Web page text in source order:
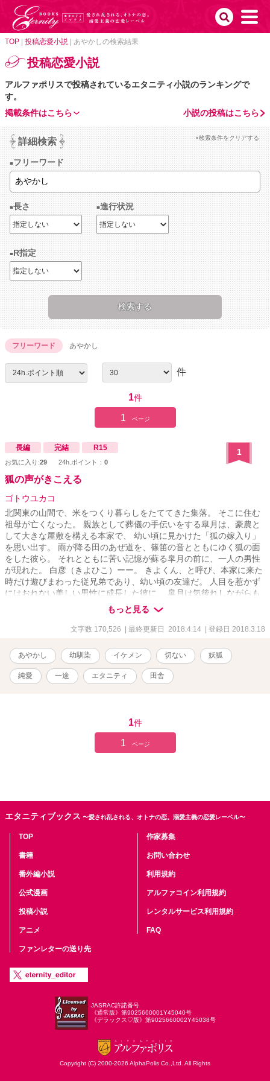
TOP 投稿恋愛小説 あやかしの検索結果
投稿恋愛小説
アルファポリスで投稿されているエタニティ小説のランキングで
す。
小説の投稿はこちら
掲載条件はこちら
詳細検索 ×検索条件をクリアする
フリーワード
長さ 進行状況
R指定
フリーワード あやかし
件
1件
1 ページ
長編 完結 R15
お気に入り:29 24h.ポイント： 0
1
狐の声がきこえる
ゴトウユカコ
北関東の山間で、米をつくり暮らしをたててきた集落。 そこに住む
祖母が亡くなった。 親族として葬儀の手伝いをする皐月は、豪農と
して大きな屋敷を構える本家で、 幼い頃に見かけた「狐の嫁入り」
を思い出す。 雨が降る田のあぜ道を、篠笛の音とともにゆく狐の面
をした彼ら。 それとともに苦い記憶が蘇る皐月の前に、一人の男性
が現れた。 白彦（きよひこ）ーー。 きよくん、と呼び、本家に来た
時だけ遊びまわった従兄弟であり、幼い頃の友達だ。 人目を惹かず
にはおれない美しい男性に成長した彼に、 皐月は気後れしながらも
少しずつ昔のように打ち解けていく。 そんな時にふと現れた、狐面
で顔を隠した、小さな男の子。 謎めいた言葉を残しながら、その子
は裏庭の古い土蔵へと誘うーーー。 皐月を襲う新たな怪異。 山の神
日常に忍び寄る、悪意。 少しずつ思い出す、記憶の断片。 そして、
祖母の命への眼差しとひたむきな白彦の想い。 皐月は、いやおうな
く人間と人間ならざる者、生と死との狭間に立たされていく。 その
狭間で、彼女はどんな選択をしていくのかーー。 北関東の山間の古
もっと見る
文字数 170,526 | 最終更新日 2018.4.14 | 登録日 2018.3.18
あやかし 幼馴染 イケメン 切ない 妖狐
純愛 一途 エタニティ 田舎
1件
1 ページ
エタニティブックス 〜愛され乱される、オトナの恋。溺愛主義の恋愛レーベル〜
TOP
書籍
番外編小説
公式漫画
投稿小説
アニメ
ファンレターの送り先
作家募集
お問い合わせ
利用規約
アルファコイン利用規約
レンタルサービス利用規約
FAQ
JASRAC許諾番号
《通常版》第9025660001Y45040号
《デラックス♡版》第9025660002Y45038号
Copyright (C) 2000-2026 AlphaPolis Co.,Ltd. All Rights